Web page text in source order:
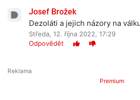
Josef Brožek
Dezoláti a jejich názory na
Středa, 12. října 2022, 17:29
Odpovědět
Premium